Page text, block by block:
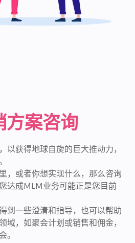
方案咨询
以获得地球自旋的巨大推动力，
，或者你想实现什么，那么咨询
达成MLM业务可能正是您目前
到一些澄清和指导，也可以帮助
域，如聚会计划或销售和佣金，
。